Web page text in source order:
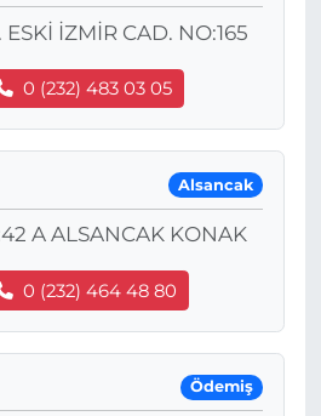
İZMİR CAD. NO:165
0 (232) 483 03 05
Alsancak
A ALSANCAK KONAK
0 (232) 464 48 80
Ödemiş